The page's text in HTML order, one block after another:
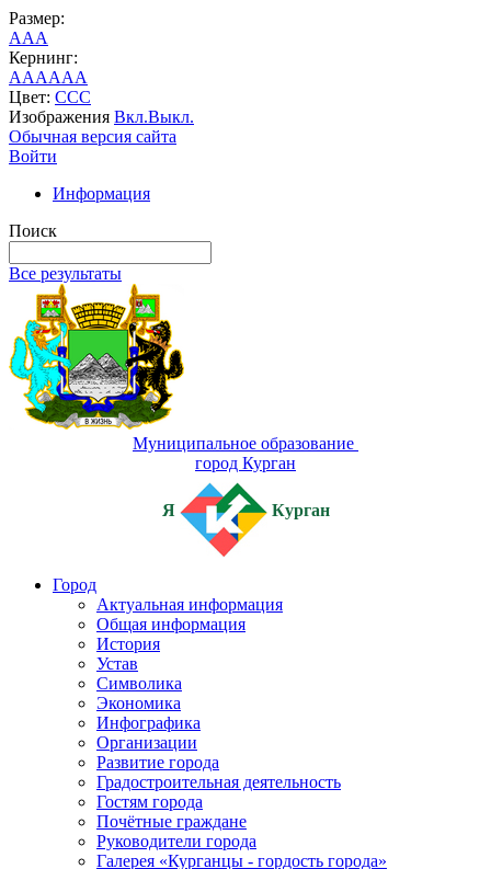
Размер:
AAA
Кернинг:
AAAAAA
Цвет: CCC
Изображения Вкл.Выкл.
Обычная версия сайта
Войти
Информация
Поиск
Все результаты
Муниципальное образование
город Курган
Я Курган
Город
Актуальная информация
Общая информация
История
Устав
Символика
Экономика
Инфографика
Организации
Развитие города
Градостроительная деятельность
Гостям города
Почётные граждане
Руководители города
Галерея «Курганцы - гордость города»